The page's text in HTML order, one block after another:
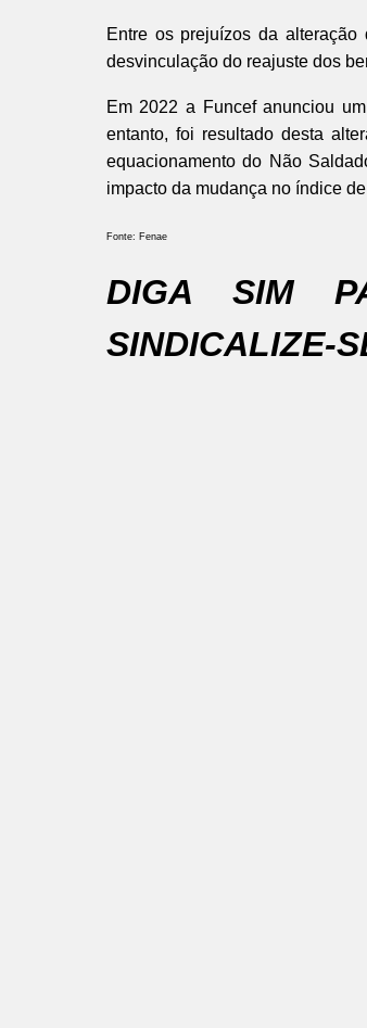
Entre os prejuízos da
desvinculação do reajuste dos
Em 2022 a Funcef anunciou
entanto, foi resultado desta
equacionamento do Não
impacto da mudança no índice
Fonte: Fenae
DIGA SIM
SINDICALIZE-